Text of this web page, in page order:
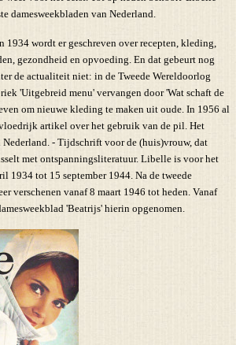
damesweekbladen van Nederland.
1934 wordt er geschreven over recepten, kleding,
gezondheid en opvoeding. En dat gebeurt nog
de actualiteit niet: in de Tweede Wereldoorlog
'Uitgebreid menu' vervangen door 'Wat schaft de
om nieuwe kleding te maken uit oude. In 1956 al
artikel over het gebruik van de pil. Het
- Tijdschrift voor de (huis)vrouw, dat
met ontspanningsliteratuur. Libelle is voor het
1934 tot 15 september 1944. Na de tweede
verschenen vanaf 8 maart 1946 tot heden. Vanaf
'Beatrijs' hierin opgenomen.